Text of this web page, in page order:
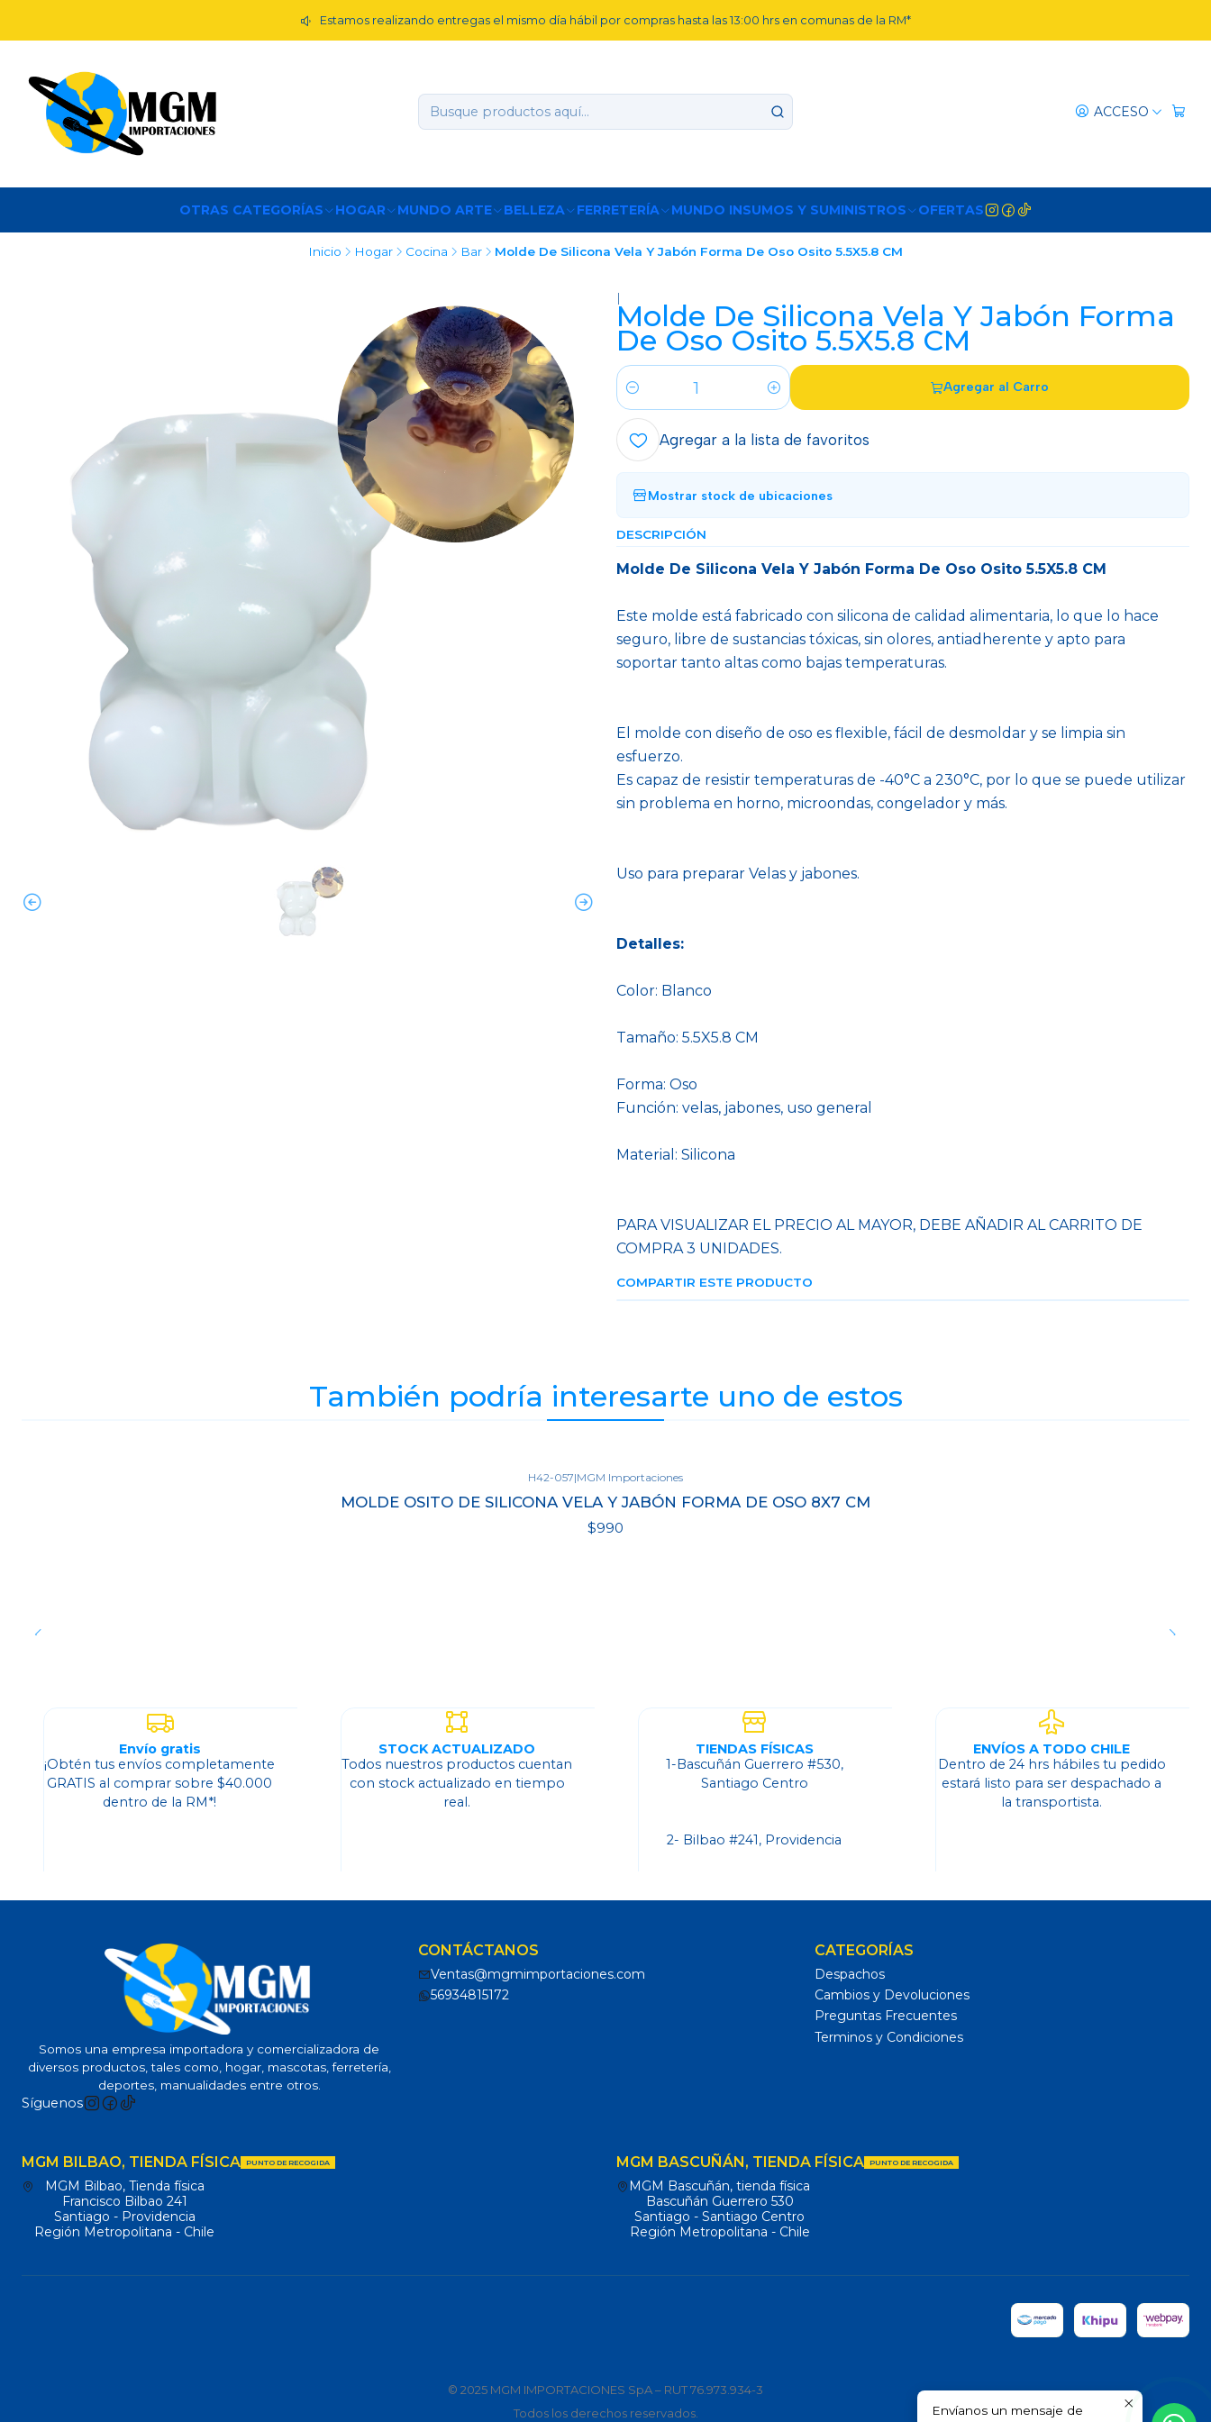
ACCESO
OTRAS CATEGORÍAS HOGAR MUNDO ARTE BELLEZA FERRETERÍA MUNDO INSUMOS Y SUMINISTROS OFERTAS
Estamos realizando entregas el mismo día hábil por compras hasta las 13:00 hrs en comunas de la RM*
Inicio Hogar Cocina Bar Molde De Silicona Vela Y Jabón Forma De Oso Osito 5.5X5.8 CM
|
Molde De Silicona Vela Y Jabón Forma
De Oso Osito 5.5X5.8 CM
Cantidad
Agregar al Carro
Agregar a la lista de favoritos
Mostrar stock de ubicaciones
DESCRIPCIÓN
Molde De Silicona Vela Y Jabón Forma De Oso Osito 5.5X5.8 CM
Este molde está fabricado con silicona de calidad alimentaria, lo que lo hace
seguro, libre de sustancias tóxicas, sin olores, antiadherente y apto para
soportar tanto altas como bajas temperaturas.
El molde con diseño de oso es flexible, fácil de desmoldar y se limpia sin
esfuerzo.
Es capaz de resistir temperaturas de -40°C a 230°C, por lo que se puede utilizar
sin problema en horno, microondas, congelador y más.
Uso para preparar Velas y jabones.
Detalles:
Color: Blanco
Tamaño: 5.5X5.8 CM
Forma: Oso
Función: velas, jabones, uso general
Material: Silicona
PARA VISUALIZAR EL PRECIO AL MAYOR, DEBE AÑADIR AL CARRITO DE
COMPRA 3 UNIDADES.
COMPARTIR ESTE PRODUCTO
También podría interesarte uno de estos
H42-057|MGM Importaciones
MOLDE OSITO DE SILICONA VELA Y JABÓN FORMA DE OSO 8X7 CM
$990
Envío gratis
¡Obtén tus envíos completamente
GRATIS al comprar sobre $40.000
dentro de la RM*!
STOCK ACTUALIZADO
Todos nuestros productos cuentan
con stock actualizado en tiempo
real.
TIENDAS FÍSICAS
1-Bascuñán Guerrero #530,
Santiago Centro
2- Bilbao #241, Providencia
ENVÍOS A TODO CHILE
Dentro de 24 hrs hábiles tu pedido
estará listo para ser despachado a
la transportista.
Somos una empresa importadora y comercializadora de
diversos productos, tales como, hogar, mascotas, ferretería,
deportes, manualidades entre otros.
Síguenos
CONTÁCTANOS
Ventas@mgmimportaciones.com
56934815172
CATEGORÍAS
Despachos
Cambios y Devoluciones
Preguntas Frecuentes
Terminos y Condiciones
MGM BILBAO, TIENDA FÍSICA PUNTO DE RECOGIDA
MGM Bilbao, Tienda física
Francisco Bilbao 241
Santiago - Providencia
Región Metropolitana - Chile
MGM BASCUÑÁN, TIENDA FÍSICA PUNTO DE RECOGIDA
MGM Bascuñán, tienda física
Bascuñán Guerrero 530
Santiago - Santiago Centro
Región Metropolitana - Chile
© 2025 MGM IMPORTACIONES SpA – RUT 76.973.934-3
Todos los derechos reservados.
Envíanos un mensaje de